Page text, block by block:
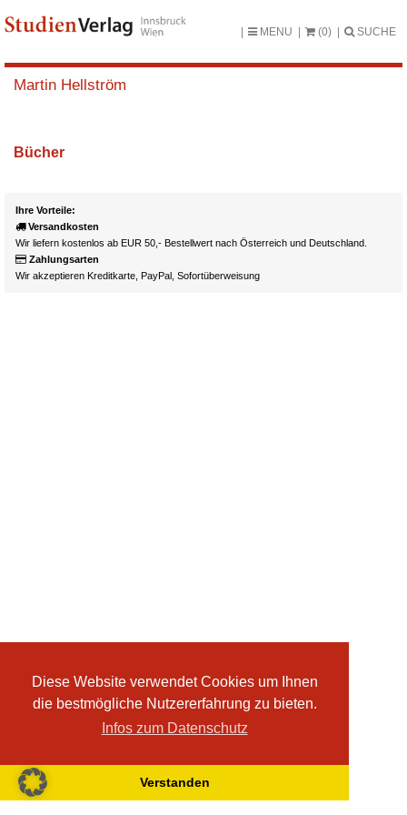
Diese Website verwendet Cookies um Ihnen
die bestmögliche Nutzererfahrung zu bieten.
Infos zum Datenschutz
Verstanden
MENU (0) SUCHE
Martin Hellström
Bücher
Ihre Vorteile:
Versandkosten
Wir liefern kostenlos ab EUR 50,- Bestellwert nach Österreich und Deutschland.
Zahlungsarten
Wir akzeptieren Kreditkarte, PayPal, Sofortüberweisung